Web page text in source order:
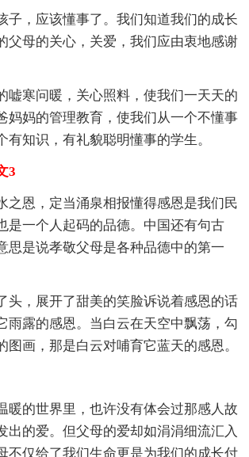
子，应该懂事了。我们知道我们的成长
父母的关心，关爱，我们应由衷地感谢
嘘寒问暖，关心照料，使我们一天天的
妈妈的管理教育，使我们从一个不懂事
有知识，有礼貌聪明懂事的学生。
3
之恩，定当涌泉相报懂得感恩是我们民
是一个人起码的品德。中国还有句古
思是说孝敬父母是各种品德中的第一
头，展开了甜美的笑脸诉说着感恩的话
雨露的感恩。当白云在天空中飘荡，勾
图画，那是白云对哺育它蓝天的感恩。
暖的世界里，也许没有体会过那感人故
出的爱。但父母的爱却如涓涓细流汇入
不仅给了我们生命更是为我们的成长付